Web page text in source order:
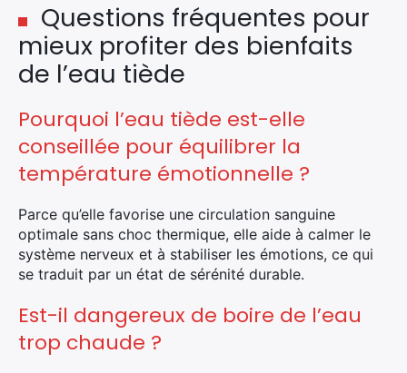
Questions fréquentes pour
mieux profiter des bienfaits
de l’eau tiède
Pourquoi l’eau tiède est-elle
conseillée pour équilibrer la
température émotionnelle ?
Parce qu’elle favorise une circulation sanguine
optimale sans choc thermique, elle aide à calmer le
système nerveux et à stabiliser les émotions, ce qui
se traduit par un état de sérénité durable.
Est-il dangereux de boire de l’eau
trop chaude ?